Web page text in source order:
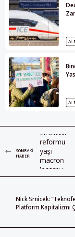
SONRAKI
HABER
Nick Srnicek:
Platform Kapitalizmi